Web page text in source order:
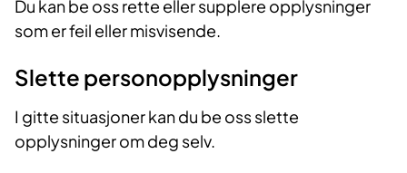
Du kan be oss rette eller supplere opplysninger
som er feil eller misvisende.
Slette personopplysninger
I gitte situasjoner kan du be oss slette
opplysninger om deg selv.